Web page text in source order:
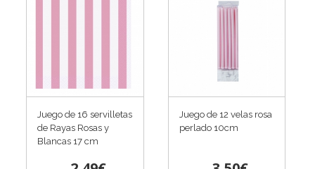
Juego de 16 servilletas
de Rayas Rosas y
Blancas 17 cm
Juego de 12 velas rosa
perlado 10cm